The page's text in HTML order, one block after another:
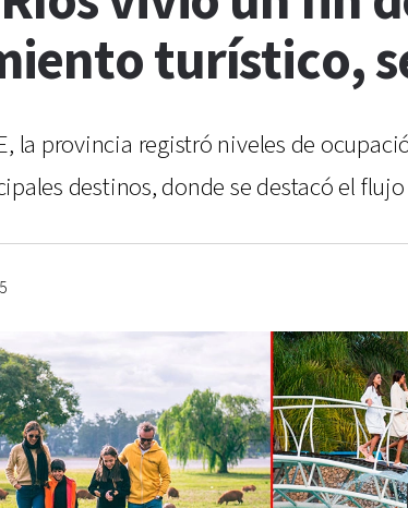
turístico,
la provincia registró niveles de
destinos, donde se destacó el